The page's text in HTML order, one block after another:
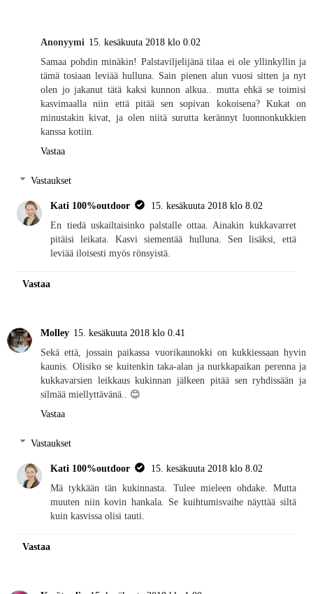
Anonyymi 15. kesäkuuta 2018 klo 0.02
Samaa pohdin minäkin! Palstaviljelijänä tilaa ei ole yllinkyllin ja
tämä tosiaan leviää hulluna. Sain pienen alun vuosi sitten ja nyt
olen jo jakanut tätä kaksi kunnon alkua.. mutta ehkä se toimisi
kasvimaalla niin että pitää sen sopivan kokoisena? Kukat on
minustakin kivat, ja olen niitä surutta kerännyt luonnonkukkien
kanssa kotiin.
Vastaa
Vastaukset
Kati 100%outdoor
15. kesäkuuta 2018 klo 8.02
En tiedä uskailtaisinko palstalle ottaa. Ainakin kukkavarret
pitäisi leikata. Kasvi siementää hulluna. Sen lisäksi, että
leviää iloisesti myös rönsyistä.
Vastaa
Molley 15. kesäkuuta 2018 klo 0.41
Sekä että, jossain paikassa vuorikaunokki on kukkiessaan hyvin
kaunis. Olisiko se kuitenkin taka-alan ja nurkkapaikan perenna ja
kukkavarsien leikkaus kukinnan jälkeen pitää sen ryhdissään ja
silmää miellyttävänä.. 😊
Vastaa
Vastaukset
Kati 100%outdoor
15. kesäkuuta 2018 klo 8.02
Mä tykkään tän kukinnasta. Tulee mieleen ohdake. Mutta
muuten niin kovin hankala. Se kuihtumisvaihe näyttää siltä
kuin kasvissa olisi tauti.
Vastaa